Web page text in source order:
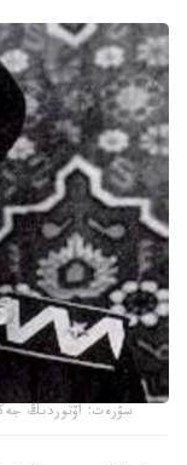
سۋرەت: اۆتوردىڭ